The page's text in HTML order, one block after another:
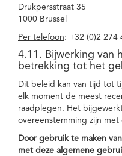
Drukpersstraat 35
1000 Brussel
Per telefoon: +32 (0)2 274
4.11. Bijwerking van
betrekking tot het
Dit beleid kan van tijd tot
elk moment de meest
raadplegen. Het
overeenstemming zijn met
Door gebruik te maken
met deze algemene